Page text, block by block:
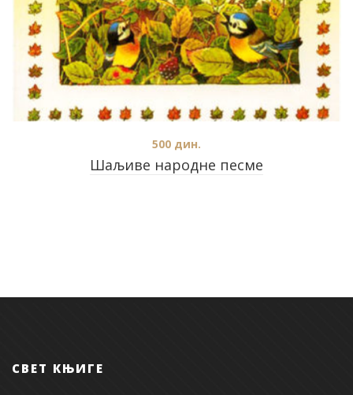
Шаљиве народне песме
500 дин.
СВЕТ КЊИГЕ